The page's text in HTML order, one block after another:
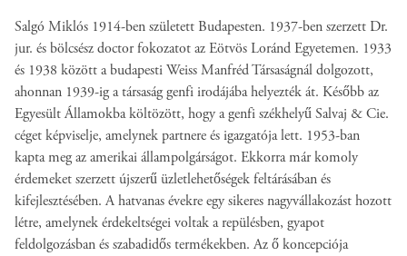
Salgó Miklós 1914-ben született Budapesten. 1937-ben szerzett Dr.
jur. és bölcsész doctor fokozatot az Eötvös Loránd Egyetemen. 1933
és 1938 között a budapesti Weiss Manfréd Társaságnál dolgozott,
ahonnan 1939-ig a társaság genfi irodájába helyezték át. Később az
Egyesült Államokba költözött, hogy a genfi székhelyű Salvaj & Cie.
céget képviselje, amelynek partnere és igazgatója lett. 1953-ban
kapta meg az amerikai állampolgárságot. Ekkorra már komoly
érdemeket szerzett újszerű üzletlehetőségek feltárásában és
kifejlesztésében. A hatvanas évekre egy sikeres nagyvállakozást hozott
létre, amelynek érdekeltségei voltak a repülésben, gyapot
feldolgozásban és szabadidős termékekben. Az ő koncepciója